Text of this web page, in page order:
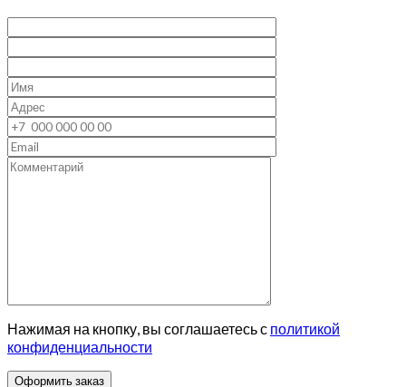
Нажимая на кнопку, вы соглашаетесь с политикой
конфиденциальности